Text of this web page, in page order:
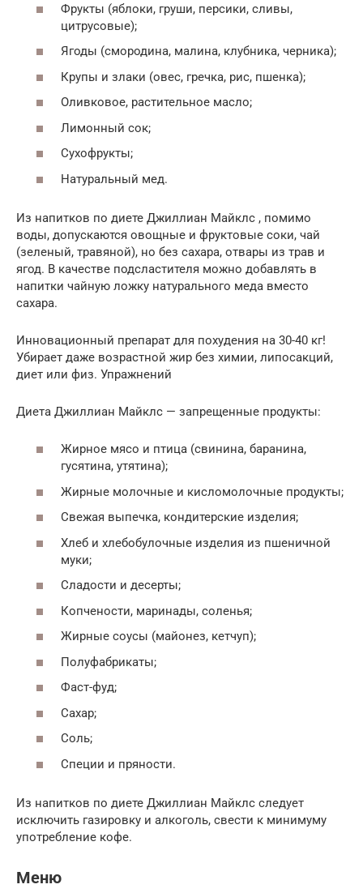
Фрукты (яблоки, груши, персики, сливы,
цитрусовые);
Ягоды (смородина, малина, клубника, черника);
Крупы и злаки (овес, гречка, рис, пшенка);
Оливковое, растительное масло;
Лимонный сок;
Сухофрукты;
Натуральный мед.
Из напитков по диете Джиллиан Майклс , помимо
воды, допускаются овощные и фруктовые соки, чай
(зеленый, травяной), но без сахара, отвары из трав и
ягод. В качестве подсластителя можно добавлять в
напитки чайную ложку натурального меда вместо
сахара.
Инновационный препарат для похудения на 30-40 кг!
Убирает даже возрастной жир без химии, липосакций,
диет или физ. Упражнений
Диета Джиллиан Майклс — запрещенные продукты:
Жирное мясо и птица (свинина, баранина,
гусятина, утятина);
Жирные молочные и кисломолочные продукты;
Свежая выпечка, кондитерские изделия;
Хлеб и хлебобулочные изделия из пшеничной
муки;
Сладости и десерты;
Копчености, маринады, соленья;
Жирные соусы (майонез, кетчуп);
Полуфабрикаты;
Фаст-фуд;
Сахар;
Соль;
Специи и пряности.
Из напитков по диете Джиллиан Майклс следует
исключить газировку и алкоголь, свести к минимуму
употребление кофе.
Меню